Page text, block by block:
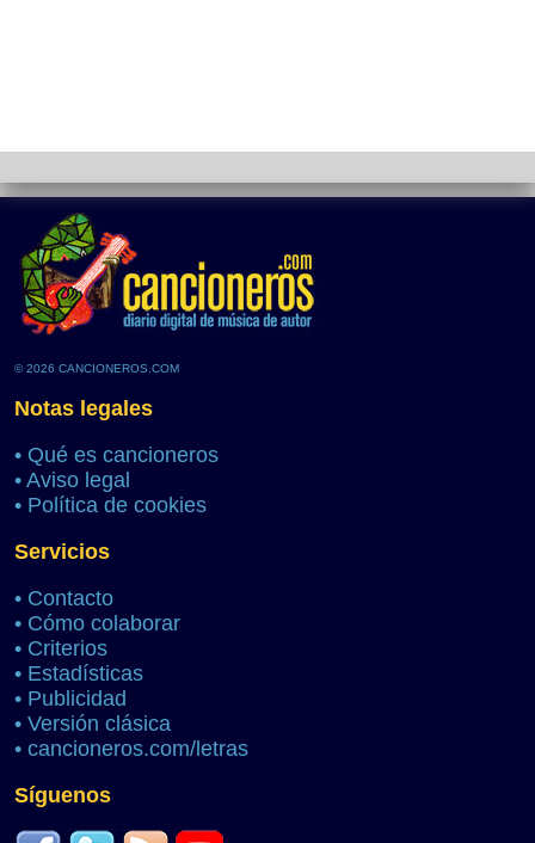
© 2026 CANCIONEROS.COM
Notas legales
• Qué es cancioneros
• Aviso legal
• Política de cookies
Servicios
• Contacto
• Cómo colaborar
• Criterios
• Estadísticas
• Publicidad
• Versión clásica
• cancioneros.com/letras
Síguenos